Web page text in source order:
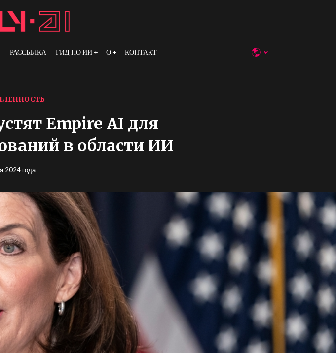
РАССЫЛКА ГИД ПО ИИ О КОНТАКТ
Empire AI для
в области ИИ
2024 года